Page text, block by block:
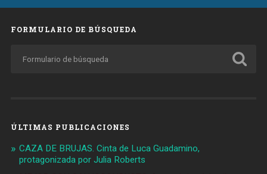
FORMULARIO DE BÚSQUEDA
ÚLTIMAS PUBLICACIONES
CAZA DE BRUJAS. Cinta de Luca Guadamino,
protagonizada por Julia Roberts